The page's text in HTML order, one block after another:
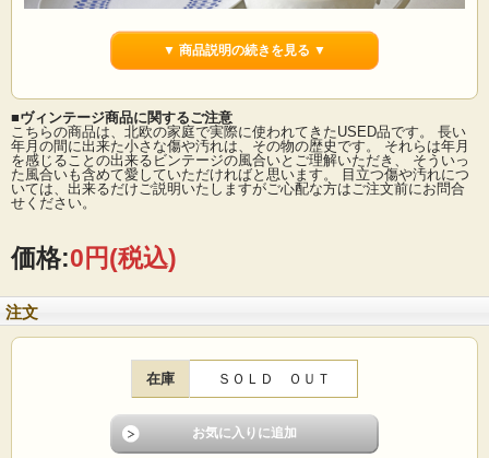
ドイツの一流ブランド、ローゼンタールのスタジオラインのカップ＆ソーサーで
す。 Bjorn Wiinblad（ヴィヨルン・ウィンブラッド）デザインのロマンスというシ
リーズで、ピュアホワイトの薄手の地にドットのエンボス模様がぐるりと並んだ
けのものもありますが、こちらはブルーのドット模様がデザインされたシリーズ
です。
※スタジオラインとは…1961年、フィリップ･ローゼンタール2世が 「いつまでも
真の価値を持ち続け、時代の感覚に合っているものこそ本物」 という理念のも
■サイズ ：カップΦ8.5cm、高さ7.5cm、ソーサーΦ15cm
■コンディション：使用感はあまりなく、よいヴィンテージコンディションです。
▼ 商品説明の続きを見る ▼
■ヴィンテージ商品に関するご注意
こちらの商品は、北欧の家庭で実際に使われてきたUSED品です。 長い
年月の間に出来た小さな傷や汚れは、その物の歴史です。 それらは年月
を感じることの出来るビンテージの風合いとご理解いただき、 そういっ
た風合いも含めて愛していただければと思います。 目立つ傷や汚れにつ
いては、出来るだけご説明いたしますがご心配な方はご注文前にお問合
せください。
価格:0円(税込)
注文
在庫 ＳＯＬＤ ＯＵＴ